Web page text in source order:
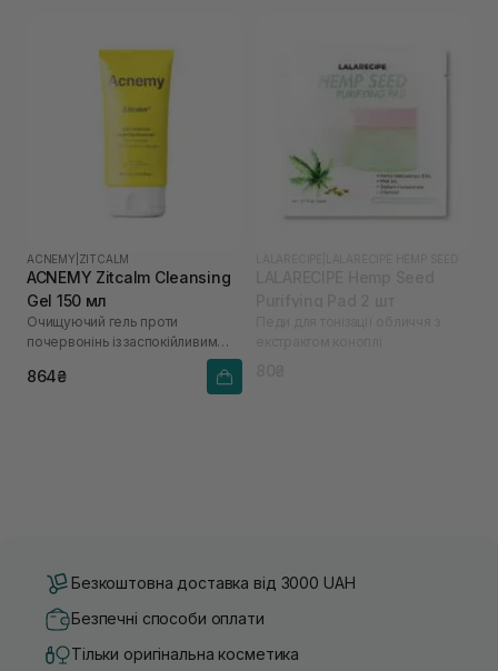
ACNEMY ZITCALM
ACNEMY Zitcalm Cleansing
Gel 150 мл
Очищуючий гель проти
почервонінь із заспокійливим
864₴
Безкоштовна доставка від 3000 UAH
Безпечні способи оплати
Тільки оригінальна косметика